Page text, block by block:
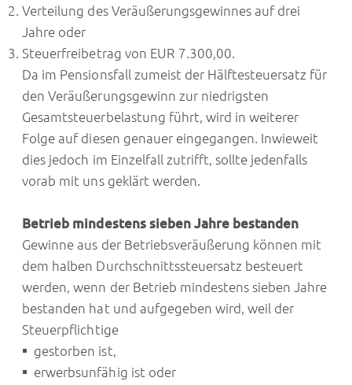
Verteilung des Veräußerungsgewinnes auf drei
Jahre oder
Steuerfreibetrag von EUR 7.300,00.
Da im Pensionsfall zumeist der Hälftesteuersatz für
den Veräußerungsgewinn zur niedrigsten
Gesamtsteuerbelastung führt, wird in weiterer
Folge auf diesen genauer eingegangen. Inwieweit
dies jedoch im Einzelfall zutrifft, sollte jedenfalls
vorab mit uns geklärt werden.
Betrieb mindestens sieben Jahre bestanden
Gewinne aus der Betriebsveräußerung können mit
dem halben Durchschnittssteuersatz besteuert
werden, wenn der Betrieb mindestens sieben Jahre
bestanden hat und aufgegeben wird, weil der
Steuerpflichtige
gestorben ist,
erwerbsunfähig ist oder